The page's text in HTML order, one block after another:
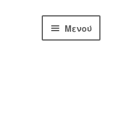
Μενού